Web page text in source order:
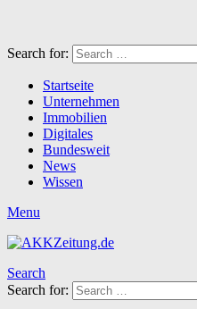
Search for:
Startseite
Unternehmen
Immobilien
Digitales
Bundesweit
News
Wissen
Menu
Search
Search for: